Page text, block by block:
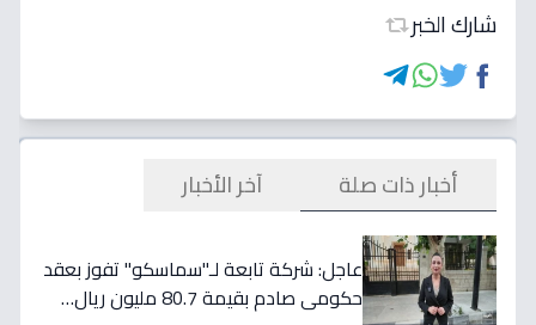
شارك الخبر
أخبار ذات صلة آخر الأخبار
عاجل: شركة تابعة لـ"سماسكو" تفوز بعقد
حكومي صادم بقيمة 80.7 مليون ريال…